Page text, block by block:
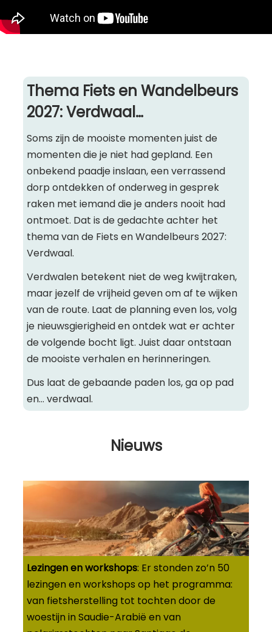
Thema Fiets en Wandelbeurs
2027: Verdwaal…
Soms zijn de mooiste momenten juist de
momenten die je niet had gepland. Een
onbekend paadje inslaan, een verrassend
dorp ontdekken of onderweg in gesprek
raken met iemand die je anders nooit had
ontmoet. Dat is de gedachte achter het
thema van de Fiets en Wandelbeurs 2027:
Verdwaal.
Verdwalen betekent niet de weg kwijtraken,
maar jezelf de vrijheid geven om af te wijken
van de route. Laat de planning even los, volg
je nieuwsgierigheid en ontdek wat er achter
de volgende bocht ligt. Juist daar ontstaan
de mooiste verhalen en herinneringen.
Dus laat de gebaande paden los, ga op pad
en… verdwaal.
Nieuws
Lezingenen workshops: Er stonden zo’n 50
lezingen en workshops op het programma:
van fietsherstelling tot tochten door de
woestijn in Saudie-Arabië en van